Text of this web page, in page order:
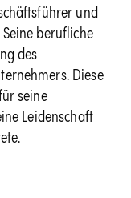
und
berufliche
des
Diese
seine
Leidenschaft